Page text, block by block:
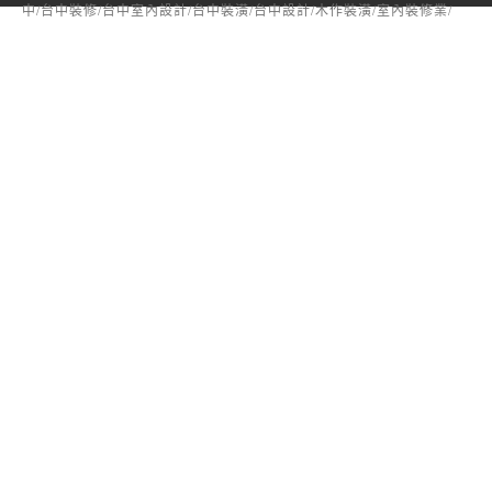
中/台中裝修/台中室內設計/台中裝潢/台中設計/木作裝潢/室內裝修業/